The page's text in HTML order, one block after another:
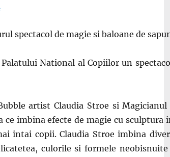
spectacol de magie si baloane de
National al Copiilor un
artist Claudia Stroe si
ce imbina efecte de magie cu sculptura
intai copii. Claudia Stroe imbina
culorile si formele